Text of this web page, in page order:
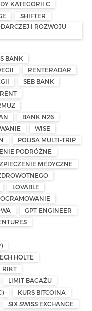
KATEGORII C
SHIFTER
I ROZWOJU –
BANK
RENTERADAR
SEB BANK
BANK N26
WISE
POLISA MULTI-TRIP
PODRÓŻNE
MEDYCZNE
LOVABLE
GPT-ENGINEER
HOLTE
RIKT
LIMIT BAGAŻU
KURS BITCOINA
SIX SWISS EXCHANGE